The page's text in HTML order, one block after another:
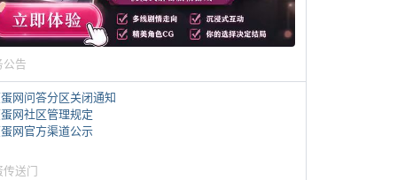
公告
网问答分区关闭通知
网社区管理规定
网官方渠道公示
传送门